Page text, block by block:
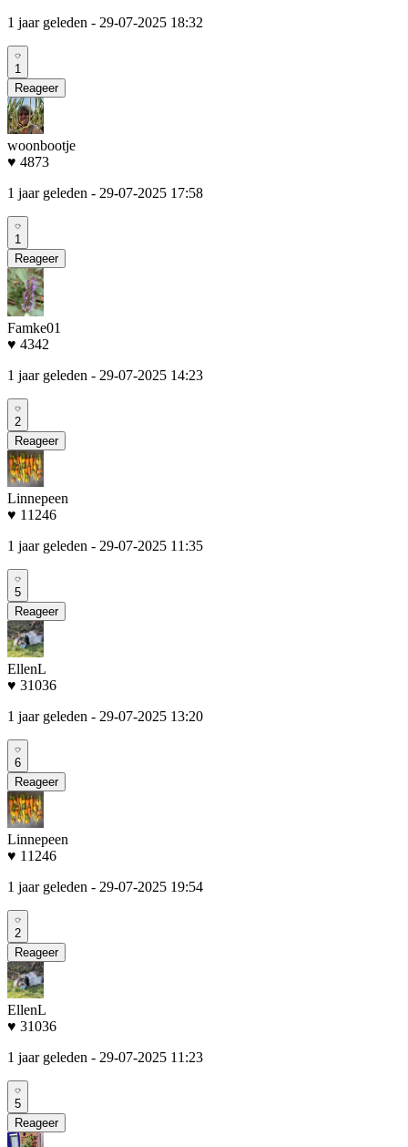
1 jaar geleden - 29-07-2025 18:32
1
Reageer
woonbootje
♥ 4873
1 jaar geleden - 29-07-2025 17:58
1
Reageer
Famke01
♥ 4342
1 jaar geleden - 29-07-2025 14:23
2
Reageer
Linnepeen
♥ 11246
1 jaar geleden - 29-07-2025 11:35
5
Reageer
EllenL
♥ 31036
1 jaar geleden - 29-07-2025 13:20
6
Reageer
Linnepeen
♥ 11246
1 jaar geleden - 29-07-2025 19:54
2
Reageer
EllenL
♥ 31036
1 jaar geleden - 29-07-2025 11:23
5
Reageer